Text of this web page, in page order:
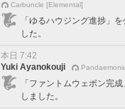
Carbuncle [Elemental]
「ゆるハウジング進捗」を
した。
本日 7:42
Yuki Ayanokouji
「ファントムウェポン完
しました。